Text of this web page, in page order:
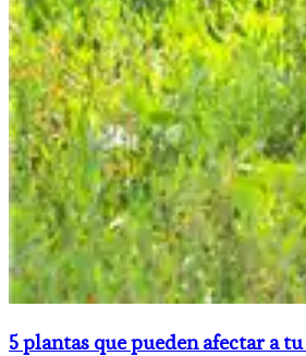
5 plantas que pueden afectar a